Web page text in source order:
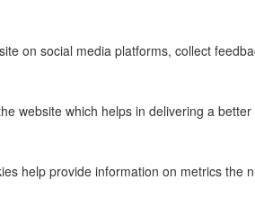
on social media platforms, collect
website which helps in delivering a
help provide information on metrics the